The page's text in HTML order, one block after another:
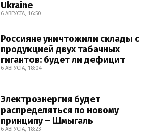
Ukraine
6 АВГУСТА, 16:50
Россияне уничтожили склады с
продукцией двух табачных
гигантов: будет ли дефицит
6 АВГУСТА, 18:04
Электроэнергия будет
распределяться по новому
принципу – Шмыгаль
6 АВГУСТА, 18:23